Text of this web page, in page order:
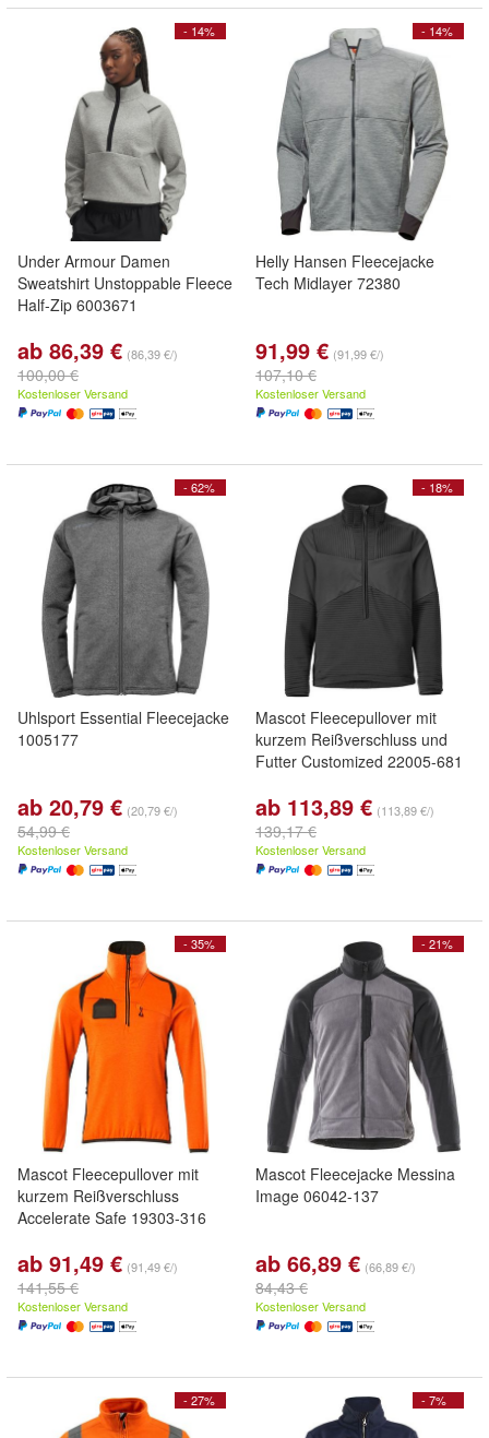
- 14%
Under Armour Damen
Sweatshirt Unstoppable Fleece
Half-Zip 6003671
ab 86,39 € (86,39 €/)
100,00 €
Kostenloser Versand
- 14%
Helly Hansen Fleecejacke
Tech Midlayer 72380
91,99 € (91,99 €/)
107,10 €
Kostenloser Versand
- 62%
Uhlsport Essential Fleecejacke
1005177
ab 20,79 € (20,79 €/)
54,99 €
Kostenloser Versand
- 18%
Mascot Fleecepullover mit
kurzem Reißverschluss und
Futter Customized 22005-681
ab 113,89 € (113,89 €/)
139,17 €
Kostenloser Versand
- 35%
Mascot Fleecepullover mit
kurzem Reißverschluss
Accelerate Safe 19303-316
ab 91,49 € (91,49 €/)
141,55 €
Kostenloser Versand
- 21%
Mascot Fleecejacke Messina
Image 06042-137
ab 66,89 € (66,89 €/)
84,43 €
Kostenloser Versand
- 27% - 7%